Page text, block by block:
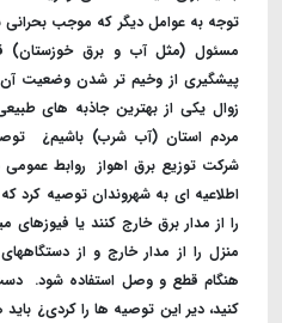
توجه به عوامل دیگر که موجب
مسئول (مثل آب و برق خوزستان)
پیشگیری از وخیم تر شدن وضعیت
زوال یکی از بهترین جاذبه های
مردم استان (آب شرب) باشیم¿
شرکت توزیع برق اهواز ‌ روابط
اطلاعیه ای به شهروندان توصیه کرد
را از مدار برق خارج کنند یا
منزل را از مدار خارج و از
هنگام قطع و وصل استفاده شود.
کنید، دیر این توصیه ها را کردی¿ باید